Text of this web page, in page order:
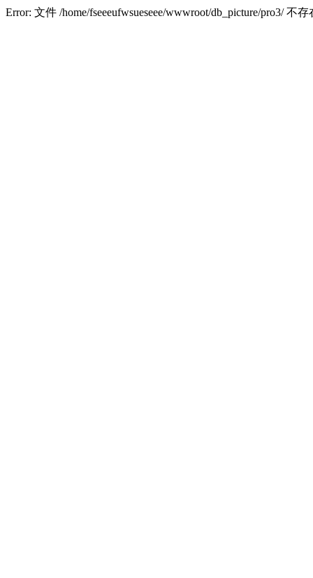
Error: 文件 /home/fseeeufwsueseee/wwwroot/db_picture/pro3/ 不存